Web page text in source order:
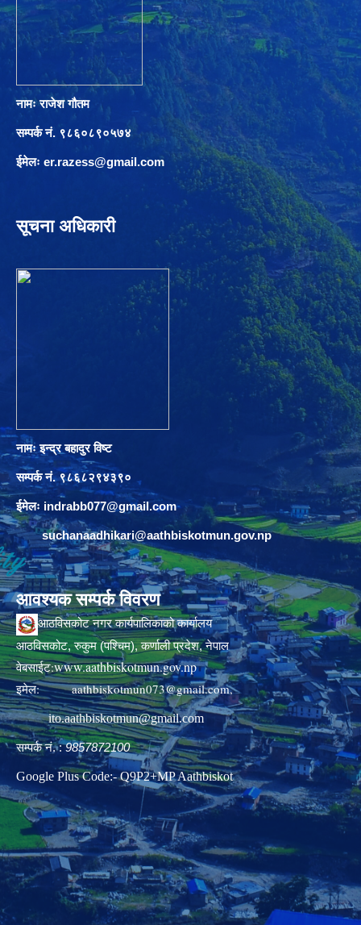
नामः राजेश गौतम
सम्पर्क नं. ९८६०८९०५७४
ईमेलः er.razess@gmail.com
सूचना अधिकारी
नामः इन्द्र बहादुर विष्ट
सम्पर्क नं. ९८६८२९४३९०
ईमेलः indrabb077@gmail.com
suchanaadhikari@aathbiskotmun.gov.np
आवश्यक सम्पर्क विवरण
आठविसकोट नगर कार्यपालिकाको कार्यालय
आठविसकोट, रुकुम (पश्चिम), कर्णाली प्रदेश, नेपाल
वेबसाईट:www.aathbiskotmun.gov.np
इमेल:aathbiskotmun073@gmail.com,
ito.aathbiskotmun@gmail.com
सम्पर्क नं. :9857872100
Google Plus Code:- Q9P2+MP Aathbiskot